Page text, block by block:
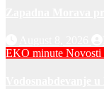
EKO minute Novosti